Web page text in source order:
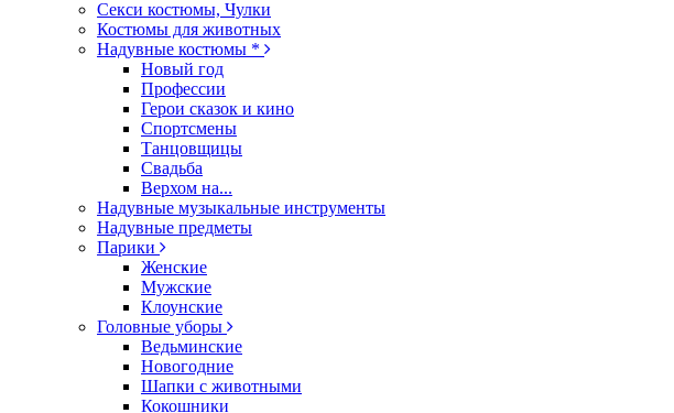
Секси костюмы, Чулки
Костюмы для животных
Надувные костюмы *
Новый год
Профессии
Герои сказок и кино
Спортсмены
Танцовщицы
Свадьба
Верхом на...
Надувные музыкальные инструменты
Надувные предметы
Парики
Женские
Мужские
Клоунские
Головные уборы
Ведьминские
Новогодние
Шапки с животными
Кокошники